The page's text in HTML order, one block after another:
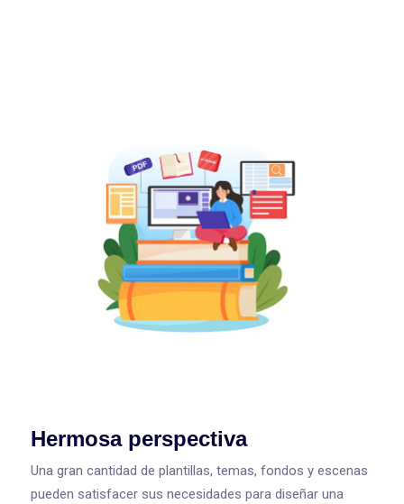
Hermosa perspectiva
Una gran cantidad de plantillas, temas, fondos y escenas
pueden satisfacer sus necesidades para diseñar una